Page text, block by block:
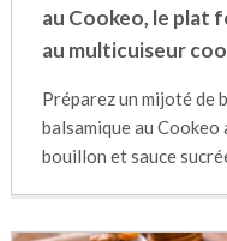
au Cookeo, le plat
au multicuiseur
Préparez un mijoté de
balsamique au
bouillon et sauce